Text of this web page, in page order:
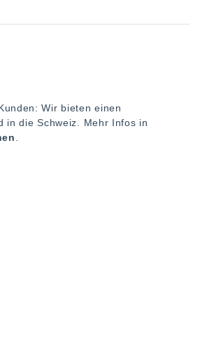
Wir bieten einen
in die Schweiz. Mehr Infos in